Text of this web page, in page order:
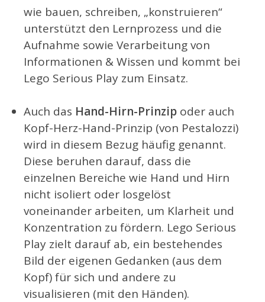
wie bauen, schreiben, „konstruieren“
unterstützt den Lernprozess und die
Aufnahme sowie Verarbeitung von
Informationen & Wissen und kommt bei
Lego Serious Play zum Einsatz.
Auch das Hand-Hirn-Prinzip oder auch
Kopf-Herz-Hand-Prinzip (von Pestalozzi)
wird in diesem Bezug häufig genannt.
Diese beruhen darauf, dass die
einzelnen Bereiche wie Hand und Hirn
nicht isoliert oder losgelöst
voneinander arbeiten, um Klarheit und
Konzentration zu fördern. Lego Serious
Play zielt darauf ab, ein bestehendes
Bild der eigenen Gedanken (aus dem
Kopf) für sich und andere zu
visualisieren (mit den Händen).